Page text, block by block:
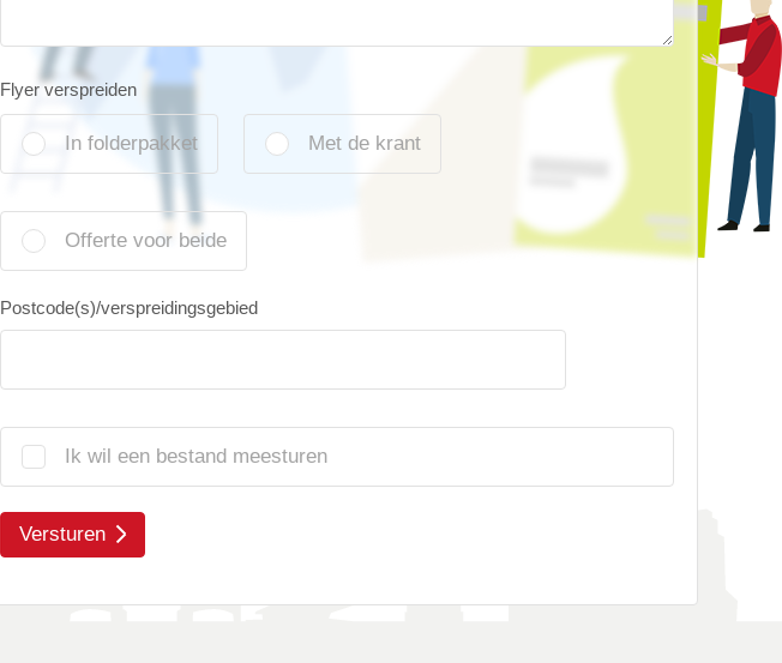
Flyer verspreiden
In folderpakket Met de krant
Offerte voor beide
Postcode(s)/verspreidingsgebied
Ik wil een bestand meesturen
Versturen